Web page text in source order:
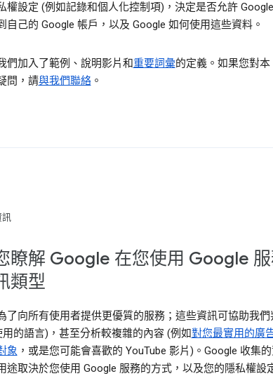
權設定 (例如記錄和個人化控制項)，決定是否允許
自己的 Google 帳戶，以及 Google 如何使用這些資料。
們加入了範例、說明影片和重要詞彙的定義。如果您對本
問，請與我們聯絡。
訊
瞭解 Google 在您使用 Google
類型
了向所有使用者提供更優質的服務；這些資訊可協助我們
的語言)，甚至分析較複雜的內容 (例如對您最實用的廣
象 ，或是您可能會喜歡的 YouTube 影片)。Google 收集
途取決於您使用 Google 服務的方式，以及您的隱私權設